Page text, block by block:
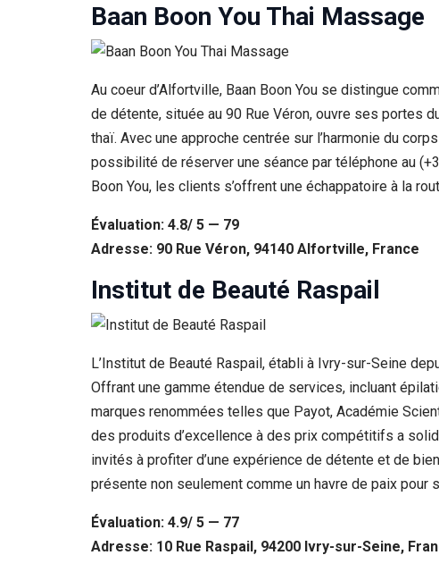
Baan Boon You Thai Massage
Au coeur d’Alfortville, Baan Boon You se distingue
de détente, située au 90 Rue Véron, ouvre ses portes
thaï. Avec une approche centrée sur l’harmonie du
possibilité de réserver une séance par téléphone au
Boon You, les clients s’offrent une échappatoire à la
Évaluation: 4.8/ 5 — 79
Adresse: 90 Rue Véron, 94140 Alfortville, France
Institut de Beauté Raspail
L’Institut de Beauté Raspail, établi à Ivry-sur-Seine
Offrant une gamme étendue de services, incluant
marques renommées telles que Payot, Académie
des produits d’excellence à des prix compétitifs a
invités à profiter d’une expérience de détente et de
présente non seulement comme un havre de paix
Évaluation: 4.9/ 5 — 77
Adresse: 10 Rue Raspail, 94200 Ivry-sur-Seine,